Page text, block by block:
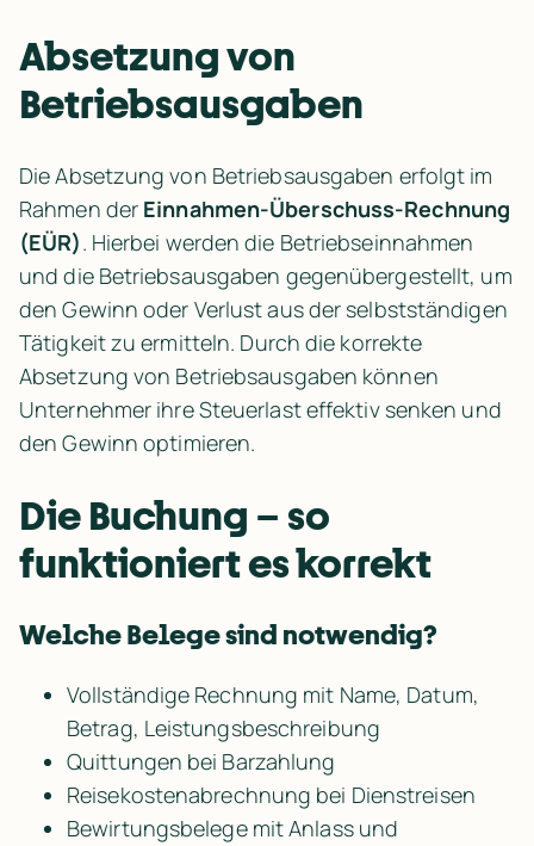
Absetzung von
Betriebsausgaben
Die Absetzung von Betriebsausgaben erfolgt im
Rahmen der Einnahmen-Überschuss-Rechnung
(EÜR). Hierbei werden die Betriebseinnahmen
und die Betriebsausgaben gegenübergestellt, um
den Gewinn oder Verlust aus der selbstständigen
Tätigkeit zu ermitteln. Durch die korrekte
Absetzung von Betriebsausgaben können
Unternehmer ihre Steuerlast effektiv senken und
den Gewinn optimieren.
Die Buchung – so
funktioniert es korrekt
Welche Belege sind notwendig?
Vollständige Rechnung mit Name, Datum,
Betrag, Leistungsbeschreibung
Quittungen bei Barzahlung
Reisekostenabrechnung bei Dienstreisen
Bewirtungsbelege mit Anlass und